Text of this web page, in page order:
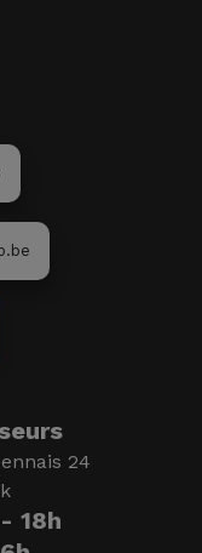
24
18h